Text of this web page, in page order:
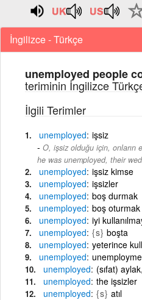
İngilizce - Türkçe
unemployed people
teriminin İngilizce
İlgili Terimler
unemployed işsiz
O, işsiz olduğu için, onların
he was unemployed, their
unemployed işsiz kimse
unemployed işsizler
unemployed boş durmak
unemployed boş oturmak
unemployed iyi
unemployed {s} boşta
unemployed yeterince
unemployed
unemployed (sıfat)
unemployed the işsizler
unemployed {s} atıl